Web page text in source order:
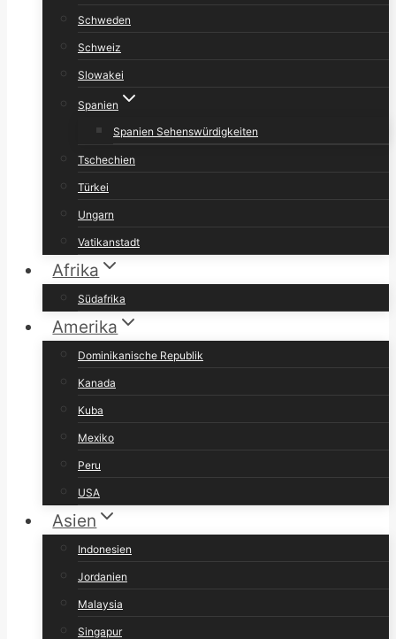
Schweden
Schweiz
Slowakei
Spanien
Spanien Sehenswürdigkeiten
Tschechien
Türkei
Ungarn
Vatikanstadt
Afrika
Südafrika
Amerika
Dominikanische Republik
Kanada
Kuba
Mexiko
Peru
USA
Asien
Indonesien
Jordanien
Malaysia
Singapur